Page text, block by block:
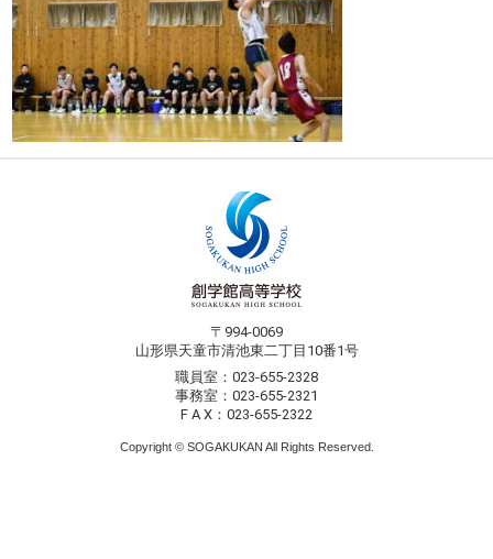
〒994-0069
山形県天童市清池東二丁目10番1号
職員室：023-655-2328
事務室：023-655-2321
F A X：023-655-2322
Copyright © SOGAKUKAN All Rights Reserved.